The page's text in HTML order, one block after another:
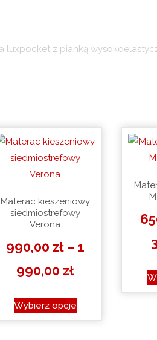
luxpocket z pianką
Materac kieszeniowy
siedmiostrefowy
Verona
990,00 zł – 1
990,00 złZakres
od
Wybierz opcje
Ten
produkt